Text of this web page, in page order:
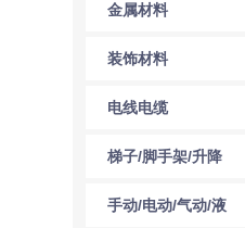
金属材料
装饰材料
电线电缆
梯子/脚手架/升降
机
手动/电动/气动/液